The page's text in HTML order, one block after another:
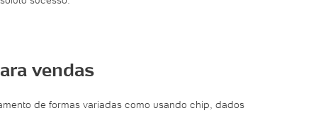
vendas
de formas variadas como usando chip, dados